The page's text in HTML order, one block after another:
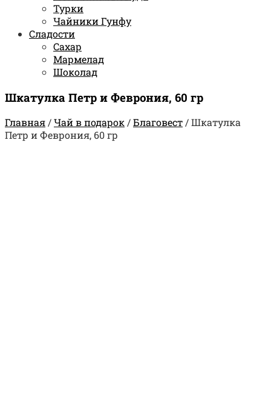
Турки
Чайники Гунфу
Сладости
Сахар
Мармелад
Шоколад
Шкатулка Петр и Феврония, 60 гр
Главная/Чай в подарок/Благовест/Шкатулка
Петр и Феврония, 60 гр